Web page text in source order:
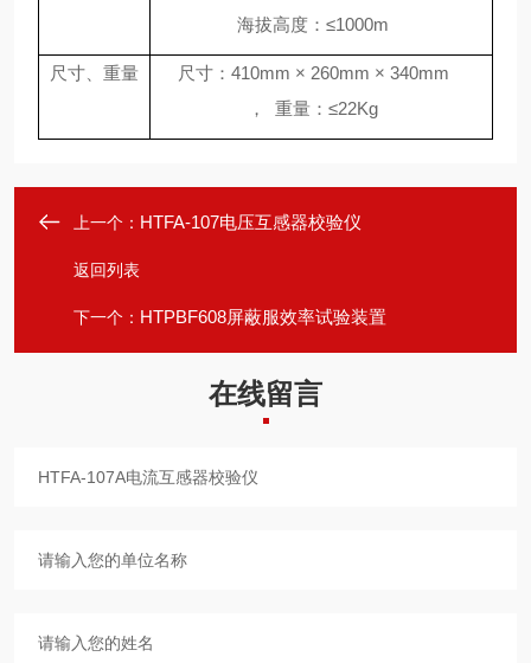
海拔高度： ≤1000m
尺寸、重量 尺寸： 410mm × 260mm × 340mm
，
重量： ≤22Kg
上一个： HTFA-107电压互感器校验仪
返回列表
下一个： HTPBF608屏蔽服效率试验装置
在线留言